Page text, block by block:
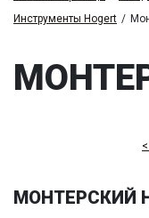
Инструменты Hogert /
МОНТЕРСКИЙ